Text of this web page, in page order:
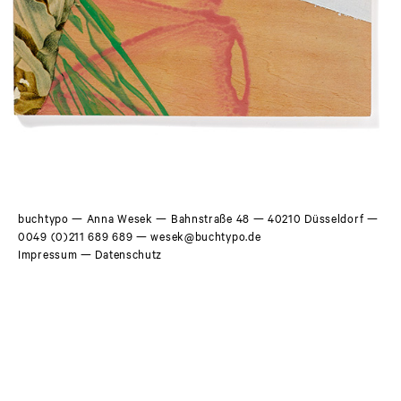
buchtypo — Anna Wesek — Bahnstraße 48 — 40210 Düsseldorf —
0049 (0)211 689 689 —wesek@buchtypo.de
Impressum — Datenschutz